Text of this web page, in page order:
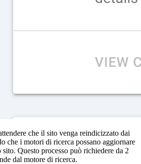
che il sito venga reindicizzato dai
che i motori di ricerca possano aggiornare
Questo processo può richiedere da 2
dal motore di ricerca.